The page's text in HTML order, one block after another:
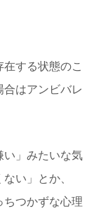
する状態のこ
はアンビバレ
い」みたいな気
い」とか、
ちつかずな心理